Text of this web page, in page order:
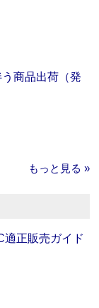
商品出荷（発
もっと見る »
適正販売ガイド